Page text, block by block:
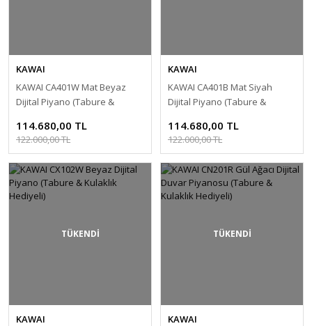
KAWAI
KAWAI CA401W Mat Beyaz
Dijital Piyano (Tabure &
114.680,00 TL
122.000,00 TL
KAWAI
KAWAI CA401B Mat Siyah
Dijital Piyano (Tabure &
114.680,00 TL
122.000,00 TL
TÜKENDİ
KAWAI
TÜKENDİ
KAWAI